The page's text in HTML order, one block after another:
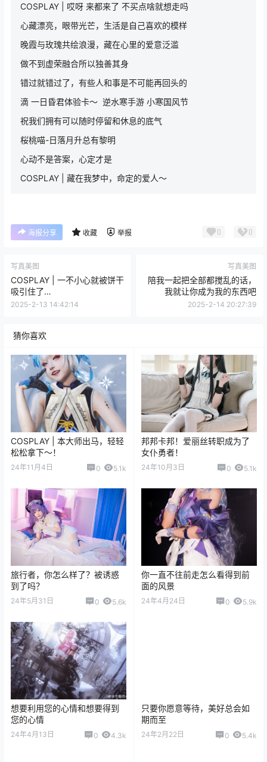
COSPLAY | 哎呀 来都来了 不买点啥就想走吗
心藏漂亮，眼带光芒，生活是自己喜欢的模样
晚霞与玫瑰共绘浪漫，藏在心里的爱意泛滥
做不到虚荣融合所以独善其身
错过就错过了，有些人和事是不可能再回头的
滴 一日昏君体验卡～ ​​​ 逆水寒手游 小寒国风节
祝我们拥有可以随时停留和休息的底气
桜桃喵-日落月升总有黎明
心动不是答案，心定才是
COSPLAY | 藏在我梦中，命定的爱人～
海报分享 收藏 举报 0 0
写真美图
COSPLAY | 一不小心就被饼干
吸引住了…
2025-2-13 14:42:14
写真美图
陪我一起把全部都搅乱的话，
我就让你成为我的东西吧
2025-2-14 20:27:39
猜你喜欢
COSPLAY | 本大师出马，轻轻
松松拿下～！
24年11月4日 0 5.1k
邦邦卡邦！爱丽丝转职成为了
女仆勇者！
24年10月3日 0 5.1k
旅行者，你怎么样了？被诱惑
到了吗？
24年5月31日 0 5.6k
你一直不往前走怎么看得到前
面的风景
24年4月24日 0 5.9k
想要利用您的心情和想要得到
您的心情
24年4月13日 0 4.3k
只要你愿意等待，美好总会如
期而至
24年2月22日 0 5.4k